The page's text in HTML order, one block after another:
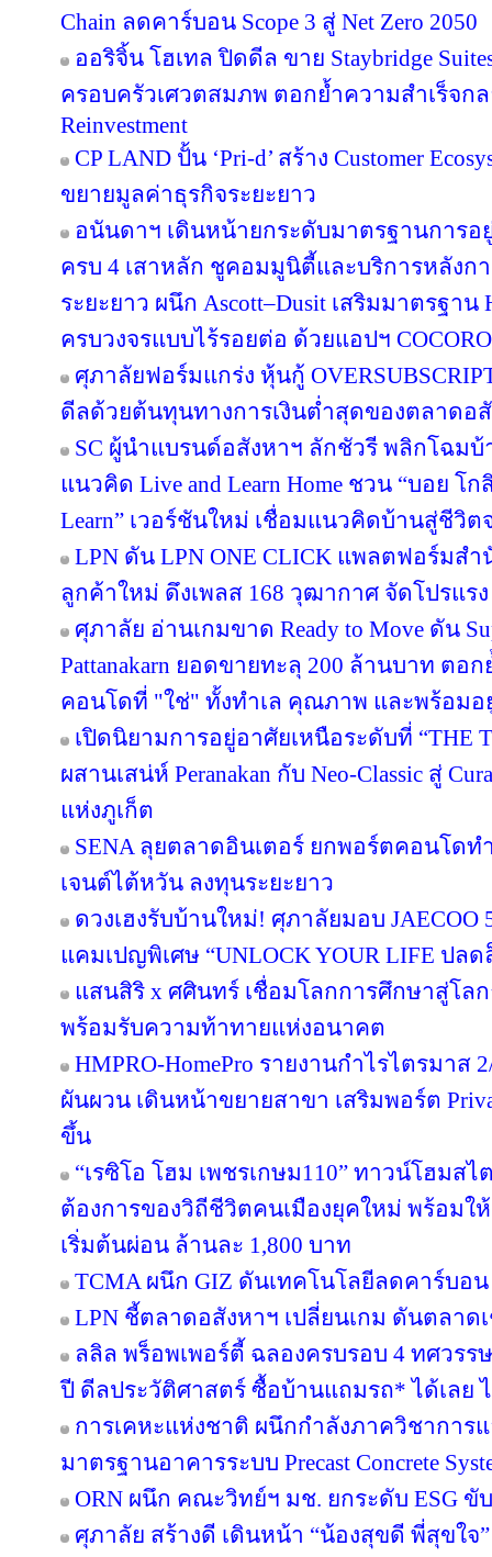
Chain ลดคาร์บอน Scope 3 สู่ Net Zero 2050
ออริจิ้น โฮเทล ปิดดีล ขาย Staybridge
ครอบครัวเศวตสมภพ ตอกย้ำความสำเร็จกล
Reinvestment
CP LAND ปั้น ‘Pri-d’ สร้าง Customer
ขยายมูลค่าธุรกิจระยะยาว
อนันดาฯ เดินหน้ายกระดับมาตรฐานการอยู่
ครบ 4 เสาหลัก ชูคอมมูนิตี้และบริการหลังกา
ระยะยาว ผนึก Ascott–Dusit เสริมมาตรฐา
ครบวงจรแบบไร้รอยต่อ ด้วยแอปฯ COCORO
ศุภาลัยฟอร์มแกร่ง หุ้นกู้
ดีลด้วยต้นทุนทางการเงินต่ำสุดของตลาดอ
SC ผู้นำแบรนด์อสังหาฯ ลักชัวรี พลิกโฉมบ้
แนวคิด Live and Learn Home ชวน “บอย โ
Learn” เวอร์ชันใหม่ เชื่อมแนวคิดบ้านสู่ชีวิต
LPN ดัน LPN ONE CLICK แพลตฟอร์มส
ลูกค้าใหม่ ดึงเพลส 168 วุฒากาศ จัดโปรแร
ศุภาลัย อ่านเกมขาด Ready to Move ดัน
Pattanakarn ยอดขายทะลุ 200 ล้านบาท ต
คอนโดที่ "ใช่" ทั้งทำเล คุณภาพ และพร้อมอ
เปิดนิยามการอยู่อาศัยเหนือระดับที่ “THE
ผสานเสน่ห์ Peranakan กับ Neo-Classic สู่
แห่งภูเก็ต
SENA ลุยตลาดอินเตอร์ ยกพอร์ตคอนโดท
เจนต์ไต้หวัน ลงทุนระยะยาว
ดวงเฮงรับบ้านใหม่! ศุภาลัยมอบ
แคมเปญพิเศษ “UNLOCK YOUR LIFE ปล
แสนสิริ x ศศินทร์ เชื่อมโลกการศึกษาสู่โลก
พร้อมรับความท้าทายแห่งอนาคต
HMPRO-HomePro รายงานกำไรไตรมาส
ผันผวน เดินหน้าขยายสาขา เสริมพอร์ต
ขึ้น
“เรซิโอ โฮม เพชรเกษม110” ทาวน์โฮมส
ต้องการของวิถีชีวิตคนเมืองยุคใหม่ พร้อมให้
เริ่มต้นผ่อน ล้านละ 1,800 บาท
TCMA ผนึก GIZ ดันเทคโนโลยีลดคาร์บอน
LPN ชี้ตลาดอสังหาฯ เปลี่ยนเกม ดันตลา
ลลิล พร็อพเพอร์ตี้ ฉลองครบรอบ 4 ทศวรร
ปี ดีลประวัติศาสตร์ ซื้อบ้านแถมรถ* ได้เลย
การเคหะแห่งชาติ ผนึกกำลังภาควิชาการ
มาตรฐานอาคารระบบ Precast Concrete
ORN ผนึก คณะวิทย์ฯ มช. ยกระดับ ESG ขั
ศุภาลัย สร้างดี เดินหน้า “น้องสุขดี พี่สุขใจ